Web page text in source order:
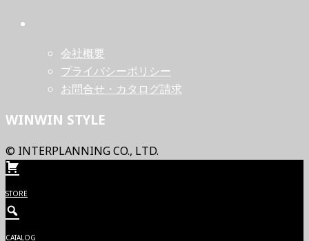
会社概要
プライバシーポリシー
お問合せ・カタログ請求
WINWIN STYLE
© INTERPLANNING CO., LTD.
STORE
CATALOG